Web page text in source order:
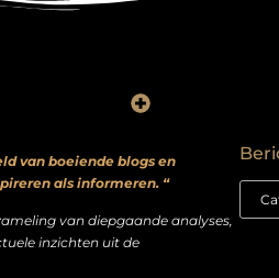
van boeiende blogs en
als informeren. “
van diepgaande analyses,
inzichten uit de